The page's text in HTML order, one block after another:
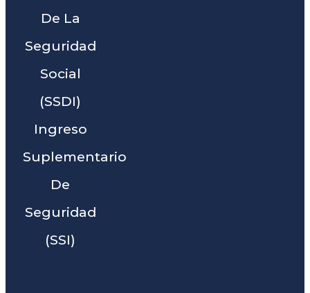
De La
Seguridad
Social
(SSDI)
Ingreso
Suplementario
De
Seguridad
(SSI)